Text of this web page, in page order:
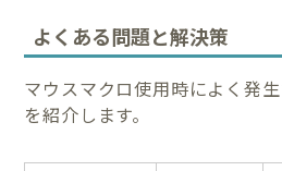
よくある問題と解決策
マウスマクロ使用時によく発
を紹介します。